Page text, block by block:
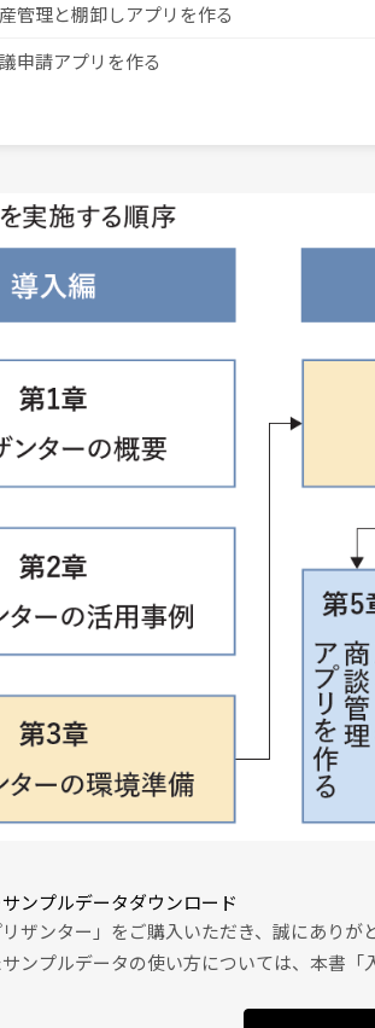
管理と棚卸しアプリを作る
申請アプリを作る
ンプルデータダウンロード
ザンター」をご購入いただき、誠にありが
ンプルデータの使い方については、本書「